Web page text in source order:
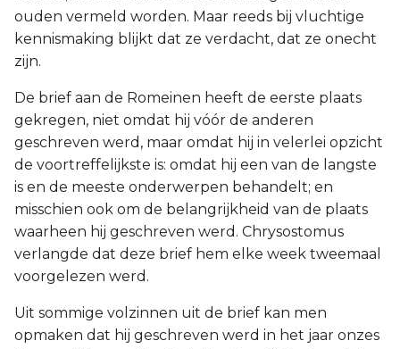
Hoséa
Amos
Obadja
Jona
Micha
Hábakuk
ouden vermeld worden. Maar reeds bij vluchtige
kennismaking blijkt dat ze verdacht, dat ze onecht
zijn.
De brief aan de Romeinen heeft de eerste plaats
gekregen, niet omdat hij vóór de anderen
geschreven werd, maar omdat hij in velerlei opzicht
de voortreffelijkste is: omdat hij een van de langste
is en de meeste onderwerpen behandelt; en
misschien ook om de belangrijkheid van de plaats
waarheen hij geschreven werd. Chrysostomus
verlangde dat deze brief hem elke week tweemaal
voorgelezen werd.
Uit sommige volzinnen uit de brief kan men
opmaken dat hij geschreven werd in het jaar onzes